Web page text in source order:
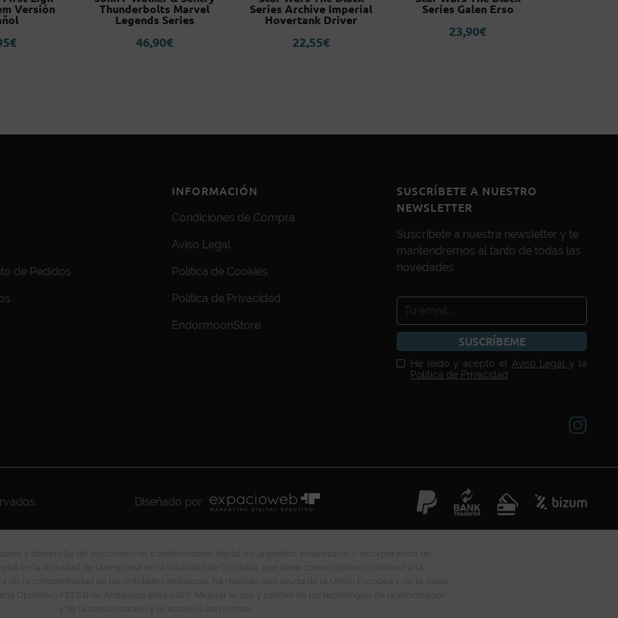
Versión
€
Thunderbolts Marvel
Legends Series
46,90€
Series Archive Imperial
Hovertank Driver
22,55€
Series Galen Erso
23,90€
de Pedidos
INFORMACIÓN
Condiciones de Compra
Aviso Legal
Política de Cookies
Política de Privacidad
EndormoonStore
SUSCRÍBETE A NUESTRO
NEWSLETTER
Suscríbete a nuestra newsletter y te
mantendremos al tanto de todas las
novedades
SUSCRÍBEME
He leído y acepto el Aviso Legal y la
Política de Privacidad
Diseñado por